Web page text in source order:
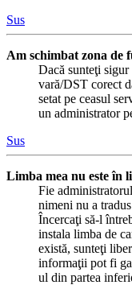
Sus
Am schimbat zona de
Dacă sunteţi sigur
vară/DST corect
setat pe ceasul
un administrator
Sus
Limba mea nu este în
Fie
nimeni nu a
Încercaţi să-l
instala limba de
există, sunteţi
informaţii pot fi
ul din partea